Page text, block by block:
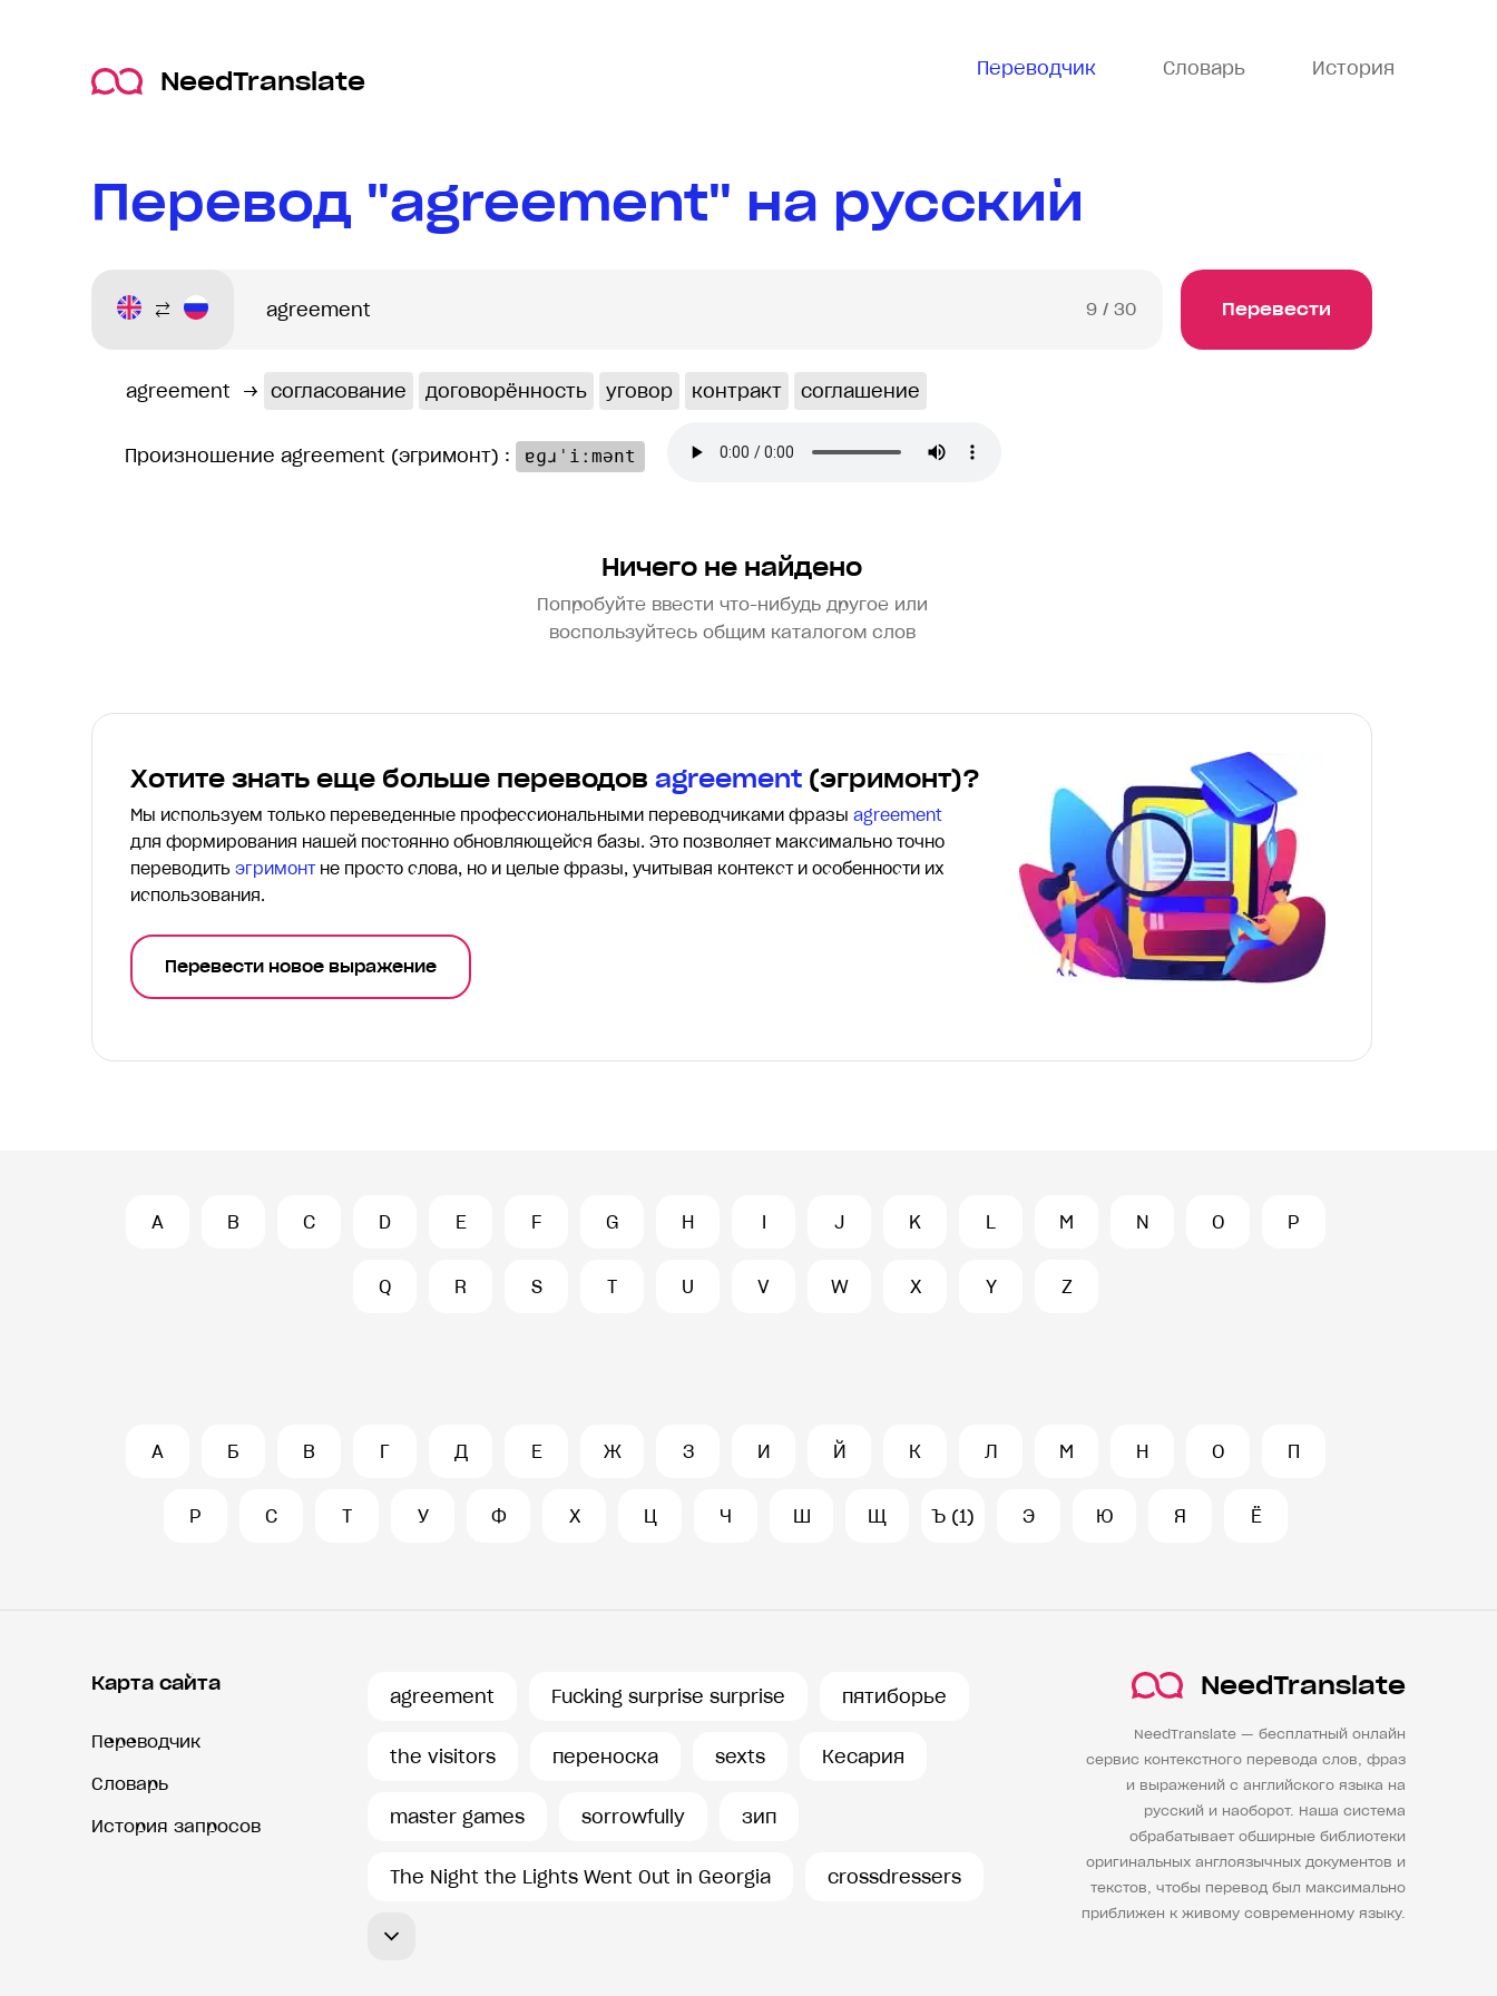
NeedTranslate Переводчик Словарь История
Перевод "agreement" на русский
9 / 30 Перевести
agreement → согласование договорённость уговор контракт соглашение
Произношение agreement (эгримонт) : ɐɡɹˈiːmənt
Ничего не найдено
Попробуйте ввести что-нибудь другое или
воспользуйтесь общим каталогом слов
Хотите знать еще больше переводов agreement (эгримонт)?
Мы используем только переведенные профессиональными переводчиками фразы agreement
для формирования нашей постоянно обновляющейся базы. Это позволяет максимально точно
переводить эгримонтне просто слова, но и целые фразы, учитывая контекст и особенности их
использования.
Перевести новое выражение
A B C D E F G H I J K L M N O P
Q R S T U V W X Y Z
А Б В Г Д Е Ж З И Й К Л М Н О П
Р С Т У Ф Х Ц Ч Ш Щ Ъ (1) Э Ю Я Ё
Карта сайта
Переводчик
Словарь
История запросов
agreement Fucking surprise surprise пятиборье
the visitors переноска sexts Кесария
master games sorrowfully зип
The Night the Lights Went Out in Georgia crossdressers
NeedTranslate
NeedTranslate — бесплатный онлайн
сервис контекстного перевода слов, фраз
и выражений с английского языка на
русский и наоборот. Наша система
обрабатывает обширные библиотеки
оригинальных англоязычных документов и
текстов, чтобы перевод был максимально
приближен к живому современному языку.